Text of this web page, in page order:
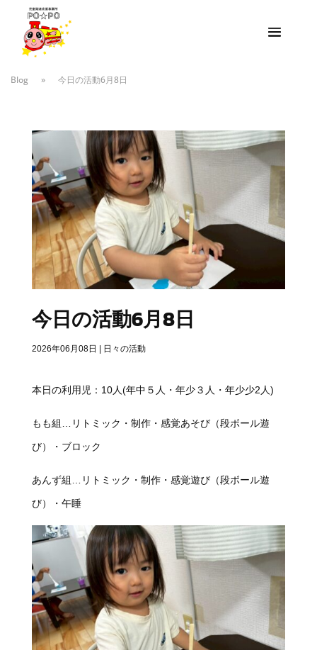
Blog » 今日の活動6月8日
今日の活動6月8日
2026年06月08日 日々の活動
本日の利用児：10人(年中５人・年少３人・年少少2人)
もも組…リトミック・制作・感覚あそび（段ボール遊
び）・ブロック
あんず組…リトミック・制作・感覚遊び（段ボール遊
び）・午睡